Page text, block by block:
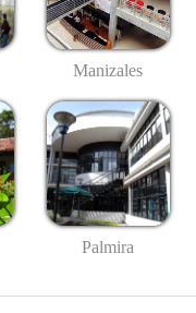
Manizales
Palmira